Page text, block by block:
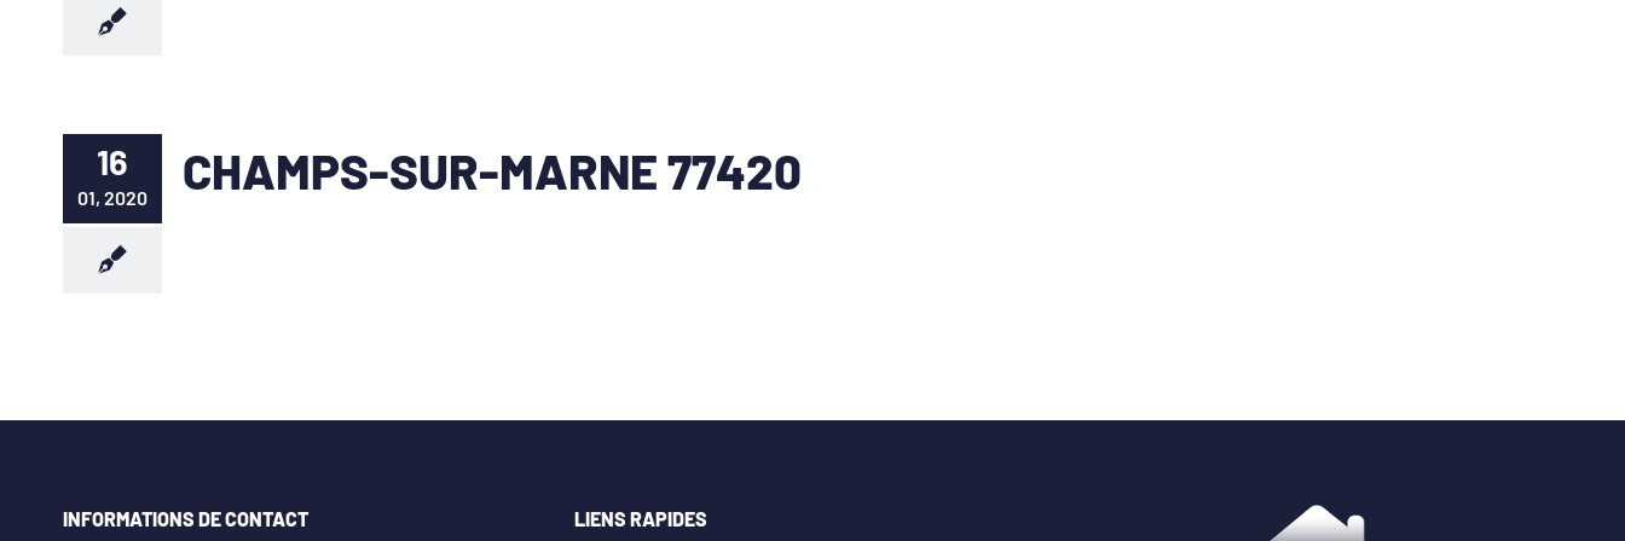
16
01, 2020 CHAMPS-SUR-MARNE 77420
INFORMATIONS DE CONTACT LIENS RAPIDES